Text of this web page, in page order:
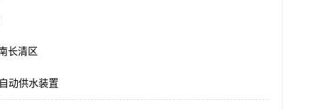
长清区
动供水装置